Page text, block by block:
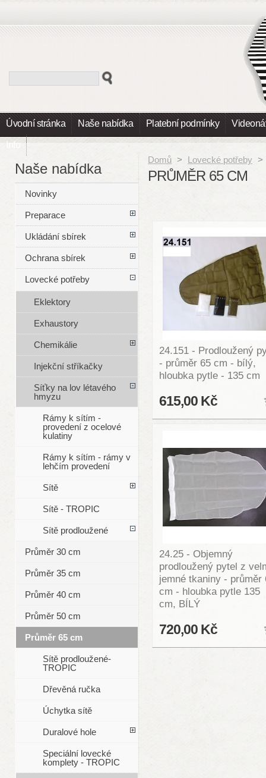
Úvodní stránka Naše nabídka Platební podmínky
Info
Domů > Lovecké potřeby >
PRŮMĚR 65 CM
24.151 - Prodloužený
- průměr 65 cm - bílý,
hloubka pytle - 135 cm
615,00 Kč
24.25 - Objemný
prodloužený pytel z
jemné tkaniny - průměr
cm - hloubka pytle 135
cm, BÍLÝ
720,00 Kč
Naše nabídka
Novinky
Preparace
Ukládání sbírek
Ochrana sbírek
Lovecké potřeby
Eklektory
Exhaustory
Chemikálie
Injekční stříkačky
Síťky na lov létavého
hmyzu
Rámy k sítím -
provedení z ocelové
kulatiny
Rámy k sítím - rámy v
lehčím provedení
Sítě
Sítě - TROPIC
Sítě prodloužené
Průměr 30 cm
Průměr 35 cm
Průměr 40 cm
Průměr 50 cm
Průměr 65 cm
Sítě prodloužené-
TROPIC
Dřevěná ručka
Úchytka sítě
Duralové hole
Speciální lovecké
komplety - TROPIC